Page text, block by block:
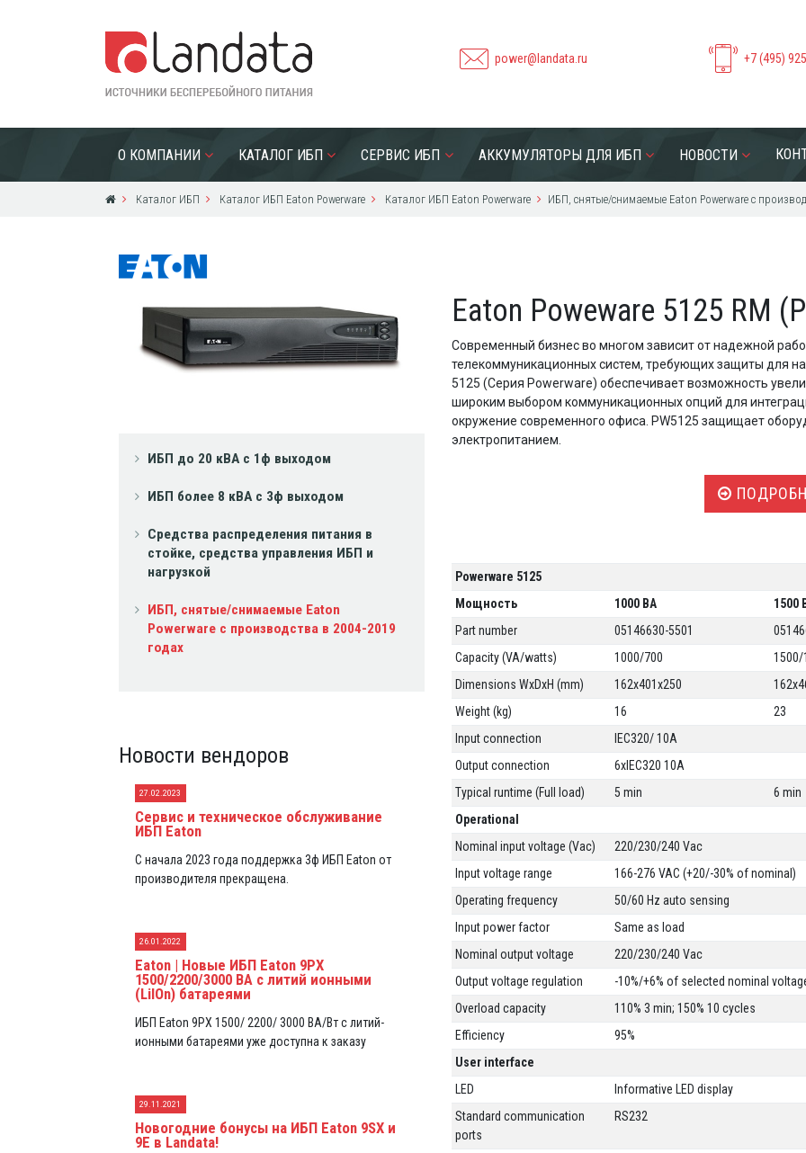
power@landata.ru +7 (495)
О КОМПАНИИ КАТАЛОГ ИБП СЕРВИС ИБП АККУМУЛЯТОРЫ ДЛЯ ИБП НОВОСТИ
Каталог ИБП Каталог ИБП Eaton Powerware Каталог ИБП Eaton Powerware ИБП, снятые/снимаемые Eaton Powerware с
ИБП до 20 кВА с 1ф выходом
ИБП более 8 кВА с 3ф выходом
Средства распределения питания в
стойке, средства управления ИБП и
нагрузкой
ИБП, снятые/снимаемые Eaton
Powerware с производства в 2004-2019
годах
Новости вендоров
27.02.2023
Сервис и техническое обслуживание
ИБП Eaton
С начала 2023 года поддержка 3ф ИБП Eaton от
производителя прекращена.
26.01.2022
Eaton | Новые ИБП Eaton 9PX
1500/2200/3000 ВА с литий ионными
(LiIOn) батареями
ИБП Eaton 9PX 1500/ 2200/ 3000 ВА/Вт с литий-
ионными батареями уже доступна к заказу
29.11.2021
Новогодние бонусы на ИБП Eaton 9SX и
9E в Landata!
Eaton Poweware 5125 RM
Современный бизнес во многом зависит от надежной
телекоммуникационных систем, требующих защиты для
5125 (Серия Powerware) обеспечивает возможность
широким выбором коммуникационных опций для
окружение современного офиса. PW5125 защищает
электропитанием.
Powerware 5125
Мощность
1000 ВА
1500
Part number
05146630-5501
Capacity (VA/watts)
1000/700
1500/
Dimensions WxDxH (mm)
162x401x250
Weight (kg)
16
23
Input connection
IEC320/ 10A
Output connection
6xIEC320 10A
Typical runtime (Full load)
5 min
6 min
Operational
Nominal input voltage (Vac)
220/230/240 Vac
Input voltage range
166-276 VAC (+20/-30% of nominal)
Operating frequency
50/60 Hz auto sensing
Input power factor
Same as load
Nominal output voltage
220/230/240 Vac
Output voltage regulation
-10%/+6% of selected nominal
Overload capacity
110% 3 min; 150% 10 cycles
Efficiency
95%
User interface
LED
Informative LED display
Standard communication
ports
RS232